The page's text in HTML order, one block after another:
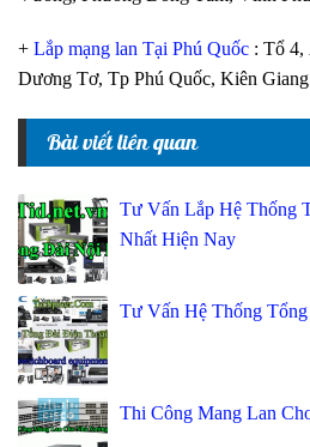
+ Lắp mạng lan Tại Phú Quốc : Tổ
Dương Tơ, Tp Phú Quốc, Kiên Giang
Bài viết liên quan
Tư Vấn Lắp Hệ Thống
Nhất Hiện Nay
Tư Vấn Hệ Thống
Thi Công Mang Lan